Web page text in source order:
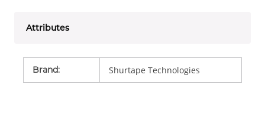
Attributes
Brand: Shurtape Technologies